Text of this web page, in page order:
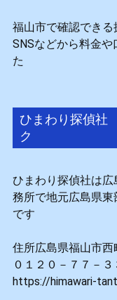
福山市で確認でき
SNSなどから料金
た
ひまわり探偵
ク
ひまわり探偵社は
務所で地元広島県
です
住所広島県福山市西
０１２０－７７－３
https://himawari-